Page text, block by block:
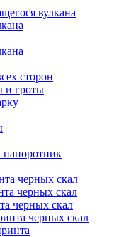
вулкана
сторон
и гроты
папоротник
черных скал
черных скал
черных скал
черных скал